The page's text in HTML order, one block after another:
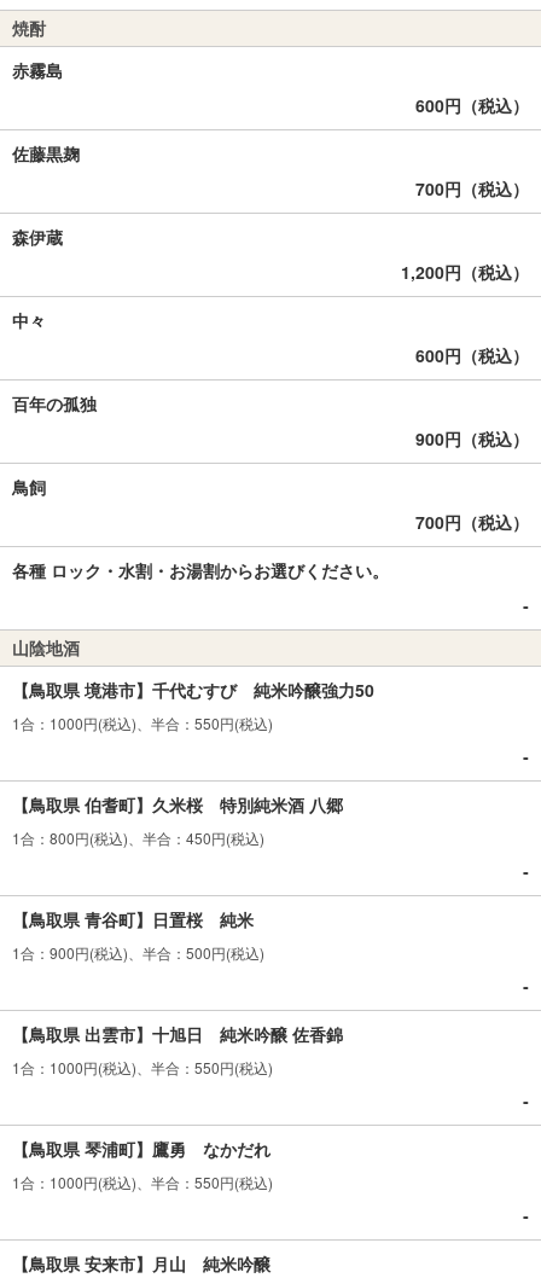
焼酎
赤霧島
600円（税込）
佐藤黒麹
700円（税込）
森伊蔵
1,200円（税込）
中々
600円（税込）
百年の孤独
900円（税込）
鳥飼
700円（税込）
各種 ロック・水割・お湯割からお選びください。
‐
山陰地酒
【鳥取県 境港市】千代むすび 純米吟醸強力50
1合：1000円(税込)、半合：550円(税込)
‐
【鳥取県 伯耆町】久米桜 特別純米酒 八郷
1合：800円(税込)、半合：450円(税込)
‐
【鳥取県 青谷町】日置桜 純米
1合：900円(税込)、半合：500円(税込)
‐
【鳥取県 出雲市】十旭日 純米吟醸 佐香錦
1合：1000円(税込)、半合：550円(税込)
‐
【鳥取県 琴浦町】鷹勇 なかだれ
1合：1000円(税込)、半合：550円(税込)
‐
【鳥取県 安来市】月山 純米吟醸